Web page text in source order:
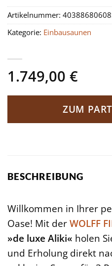
1.749,00 €
ZUM
Artikelnummer:
Kategorie: Einbausaunen
BESCHREIBUNG
Willkommen in Ihrer
Oase! Mit derWOLFF
»de luxe Aliki« holen
und Erholung direkt